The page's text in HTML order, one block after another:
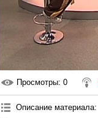
Просмотры: 0
Описание материала: